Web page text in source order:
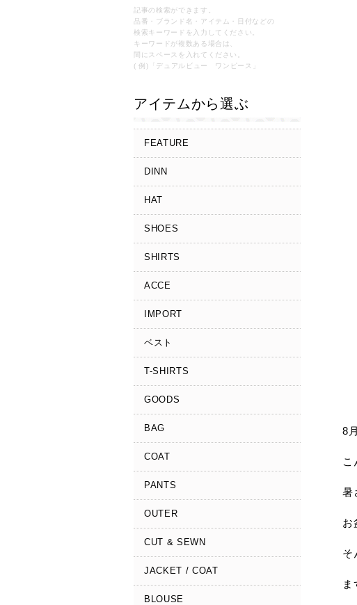
記事の検索ができます。
品番・ブランド名・アイテム・日付などの
検索キーワードを入力してください。
キーワードが複数ある場合は、
間にスペースを入れてください。
( 例)「デュアルビュー ワンピース」
アイテムから選ぶ
FEATURE
DINN
HAT
SHOES
SHIRTS
ACCE
IMPORT
ベスト
T-SHIRTS
GOODS
BAG
COAT
PANTS
OUTER
CUT & SEWN
JACKET / COAT
BLOUSE
8
こ
暑
お
そ